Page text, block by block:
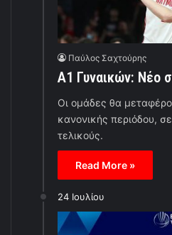
Παύλος Σαχτούρης
Α1 Γυναικών: Νέο
Οι ομάδες θα
κανονικής περιόδου,
τελικούς.
Read More »
24 Ιουλίου